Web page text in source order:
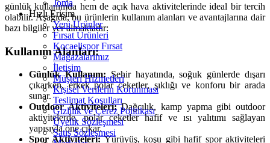
günlük kullanımda hem de açık hava aktivitelerinde ideal bir tercih
olabilir. Aşağıda, bu ürünlerin kullanım alanları ve avantajlarına dair
bazı bilgiler yer almaktadır:
Kullanım Alanları:
Günlük Kullanım: Şehir hayatında, soğuk günlerde dışarı
çıkarken, erkek polar ceketler, şıklığı ve konforu bir arada
sunar.
Outdoor Aktiviteleri:Dağcılık, kamp yapma gibi outdoor
aktivitelerde, polar ceketler hafif ve ısı yalıtımı sağlayan
yapısıyla öne çıkar.
Spor Aktiviteleri:Yürüyüş, koşu gibi hafif spor aktiviteleri
Joma
Hızlı Erişim
Yeni Ürünler
Fırsat Ürünleri
Kocaelispor Fırsat
Mağazalarımız
İletişim
Müşteri Hizmetleri
Kişisel Verilerin Korunması
Teslimat Koşulları
Gizlilik ve Çerez Politikası
Üyelik Sözleşmesi
Satış Sözleşmesi